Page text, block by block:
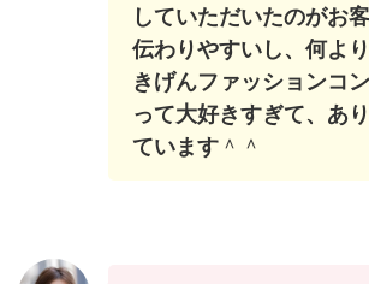
していただいたのがお
伝わりやすいし、何よ
きげんファッションコ
って大好きすぎて、あ
ています ＾＾